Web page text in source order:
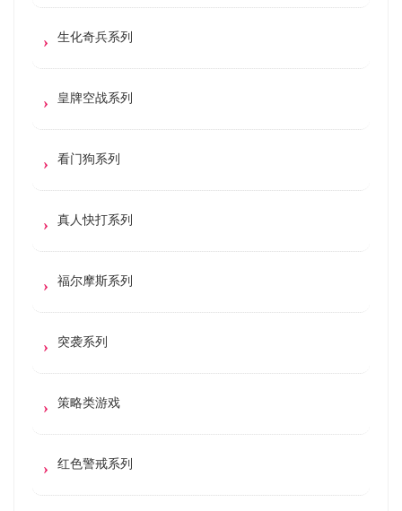
生化奇兵系列
皇牌空战系列
看门狗系列
真人快打系列
福尔摩斯系列
突袭系列
策略类游戏
红色警戒系列